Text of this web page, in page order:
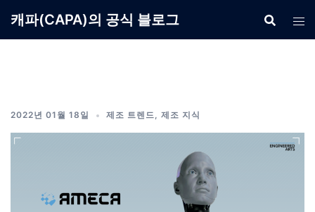
캐파(CAPA)의 공식 블로그
2022년 01월 18일 제조 트렌드, 제조 지식